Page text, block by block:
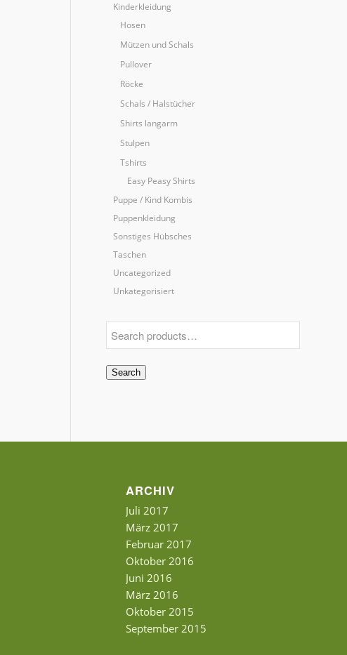
Kinderkleidung
Hosen
Mützen und Schals
Pullover
Röcke
Schals / Halstücher
Shirts langarm
Stulpen
Tshirts
Easy Peasy Shirts
Puppe / Kind Kombis
Puppenkleidung
Sonstiges Hübsches
Taschen
Uncategorized
Unkategorisiert
Search
ARCHIV
Juli 2017
März 2017
Februar 2017
Oktober 2016
Juni 2016
März 2016
Oktober 2015
September 2015